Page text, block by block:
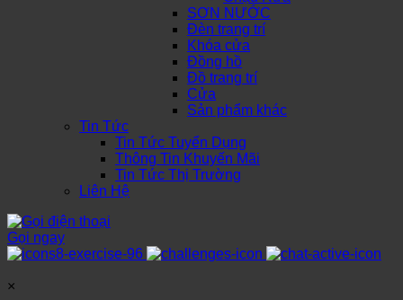
SƠN NƯỚC
Đèn trang trí
Khóa cửa
Đồng hồ
Đồ trang trí
Cửa
Sản phẩm khác
Tin Tức
Tin Tức Tuyển Dụng
Thông Tin Khuyến Mãi
Tin Tức Thị Trường
Liên Hệ
Gọi ngay
×